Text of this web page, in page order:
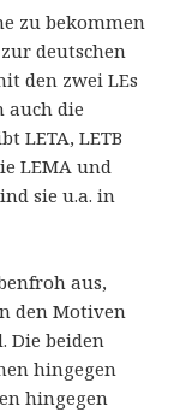
zu bekommen
deutschen
den zwei LEs
auch die
LETA, LETB
LEMA und
sie u.a. in
aus,
den Motiven
Die beiden
hingegen
hingegen